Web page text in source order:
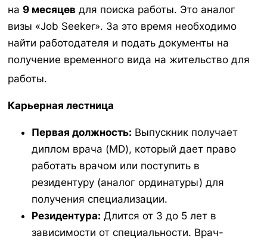
на 9 месяцев для поиска работы. Это аналог
визы «Job Seeker». За это время необходимо
найти работодателя и подать документы на
получение временного вида на жительство для
работы.
Карьерная лестница
Первая должность: Выпускник получает
диплом врача (MD), который дает право
работать врачом или поступить в
резидентуру (аналог ординатуры) для
получения специализации.
Резидентура: Длится от 3 до 5 лет в
зависимости от специальности. Врач-